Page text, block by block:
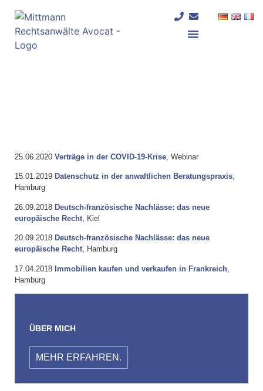
25.06.2020 Verträge in der COVID-19-Krise, Webinar
15.01.2019 Datenschutz in der anwaltlichen Beratungspraxis,
Hamburg
26.09.2018 Deutsch-französische Nachlässe: das neue
europäische Recht , Kiel
20.09.2018 Deutsch-französische Nachlässe: das neue
europäische Recht, Hamburg
17.04.2018 Immobilien kaufen und verkaufen in Frankreich
Hamburg
ÜBER MICH
MEHR ERFAHREN.